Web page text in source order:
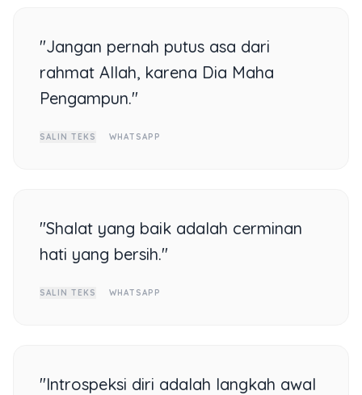
"Jangan pernah putus asa dari
rahmat Allah, karena Dia Maha
Pengampun."
SALIN TEKS WHATSAPP
"Shalat yang baik adalah cerminan
hati yang bersih."
SALIN TEKS WHATSAPP
"Introspeksi diri adalah langkah awal